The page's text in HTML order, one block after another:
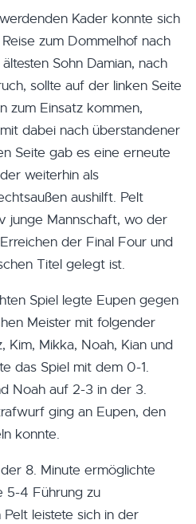
Kader konnte sich
zum Dommelhof nach
Sohn Damian, nach
sollte auf der linken Seite
zum Einsatz kommen,
dabei nach überstandener
Seite gab es eine erneute
weiterhin als
aushilft. Pelt
junge Mannschaft, wo der
der Final Four und
Titel gelegt ist.
Spiel legte Eupen gegen
Meister mit folgender
Kim, Mikka, Noah, Kian und
das Spiel mit dem 0-1.
Noah auf 2-3 in der 3.
ging an Eupen, den
konnte.
8. Minute ermöglichte
5-4 Führung zu
leistete sich in der